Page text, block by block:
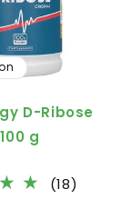
D-Ribose
g
(18)